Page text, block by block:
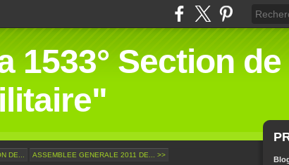
1533° Section de
DE... ASSEMBLEE GENERALE 2011 DE... >>